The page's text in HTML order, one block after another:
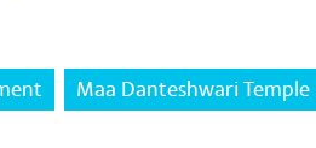
Maa Danteshwari Temple